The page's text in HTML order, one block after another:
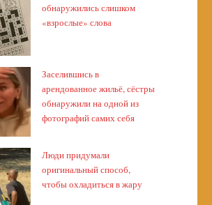
обнаружились слишком
«взрослые» слова
Заселившись в
арендованное жильё, сёстры
обнаружили на одной из
фотографий самих себя
Люди придумали
оригинальный способ,
чтобы охладиться в жару